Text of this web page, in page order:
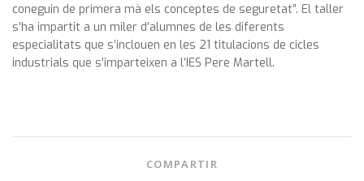
coneguin de primera mà els conceptes de seguretat”. El taller
s’ha impartit a un miler d’alumnes de les diferents
especialitats que s’inclouen en les 21 titulacions de cicles
industrials que s’imparteixen a l’IES Pere Martell.
COMPARTIR